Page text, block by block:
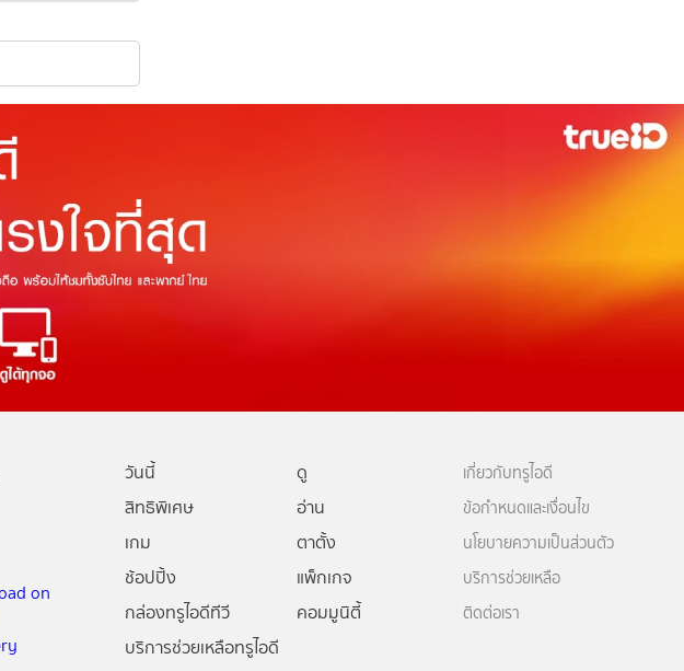
วันนี้
ดู
สิทธิพิเศษ
อ่าน
เกม
ตาตั้ง
ช้อปปิ้ง
แพ็กเกจ
กล่องทรูไอดีทีวี
คอมมูนิตี้
บริการช่วยเหลือทรูไอดี
เกี่ยวกับทรูไอดี
ข้อกำหนดและเงื่อนไข
นโยบายความเป็นส่วนตัว
บริการช่วยเหลือ
ติดต่อเรา